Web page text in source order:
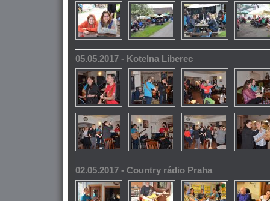
05.05.2017 - Kotelna Liberec
02.05.2017 - Country rádio Praha